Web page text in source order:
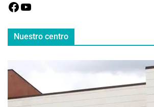
Nuestro centro